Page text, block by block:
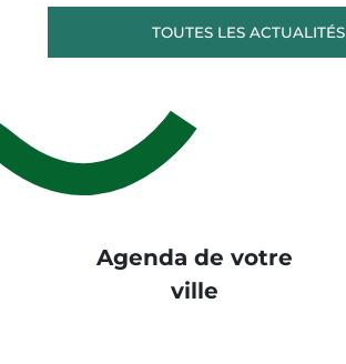
TOUTES LES ACTUALITÉS
Agenda de votre
ville